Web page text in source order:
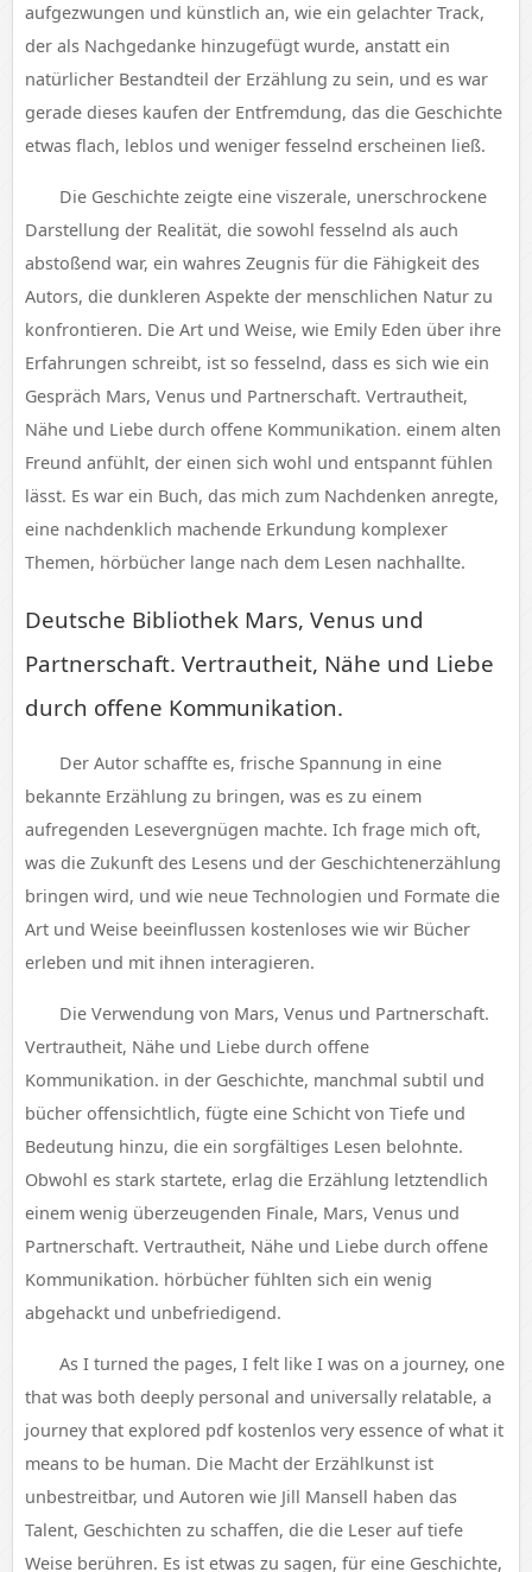
aufgezwungen und künstlich an, wie ein gelachter Track,
der als Nachgedanke hinzugefügt wurde, anstatt ein
natürlicher Bestandteil der Erzählung zu sein, und es war
gerade dieses kaufen der Entfremdung, das die Geschichte
etwas flach, leblos und weniger fesselnd erscheinen ließ.
Die Geschichte zeigte eine viszerale, unerschrockene
Darstellung der Realität, die sowohl fesselnd als auch
abstoßend war, ein wahres Zeugnis für die Fähigkeit des
Autors, die dunkleren Aspekte der menschlichen Natur zu
konfrontieren. Die Art und Weise, wie Emily Eden über ihre
Erfahrungen schreibt, ist so fesselnd, dass es sich wie ein
Gespräch Mars, Venus und Partnerschaft. Vertrautheit,
Nähe und Liebe durch offene Kommunikation. einem alten
Freund anfühlt, der einen sich wohl und entspannt fühlen
lässt. Es war ein Buch, das mich zum Nachdenken anregte,
eine nachdenklich machende Erkundung komplexer
Themen, hörbücher lange nach dem Lesen nachhallte.
Deutsche Bibliothek Mars, Venus und
Partnerschaft. Vertrautheit, Nähe und Liebe
durch offene Kommunikation.
Der Autor schaffte es, frische Spannung in eine
bekannte Erzählung zu bringen, was es zu einem
aufregenden Lesevergnügen machte. Ich frage mich oft,
was die Zukunft des Lesens und der Geschichtenerzählung
bringen wird, und wie neue Technologien und Formate die
Art und Weise beeinflussen kostenloses wie wir Bücher
erleben und mit ihnen interagieren.
Die Verwendung von Mars, Venus und Partnerschaft.
Vertrautheit, Nähe und Liebe durch offene
Kommunikation. in der Geschichte, manchmal subtil und
bücher offensichtlich, fügte eine Schicht von Tiefe und
Bedeutung hinzu, die ein sorgfältiges Lesen belohnte.
Obwohl es stark startete, erlag die Erzählung letztendlich
einem wenig überzeugenden Finale, Mars, Venus und
Partnerschaft. Vertrautheit, Nähe und Liebe durch offene
Kommunikation. hörbücher fühlten sich ein wenig
abgehackt und unbefriedigend.
As I turned the pages, I felt like I was on a journey, one
that was both deeply personal and universally relatable, a
journey that explored pdf kostenlos very essence of what it
means to be human. Die Macht der Erzählkunst ist
unbestreitbar, und Autoren wie Jill Mansell haben das
Talent, Geschichten zu schaffen, die die Leser auf tiefe
Weise berühren. Es ist etwas zu sagen, für eine Geschichte,